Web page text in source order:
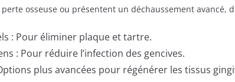
osseuse ou présentent un déchaussement avancé,
: Pour éliminer plaque et tartre.
: Pour réduire l’infection des gencives.
plus avancées pour régénérer les tissus